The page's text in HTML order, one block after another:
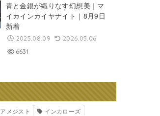
青と金銀が織りなす幻想美｜マ
イカインカイヤナイト｜8月9日
新着
2025.08.09
2026.05.06
6631
アメジスト
インカローズ